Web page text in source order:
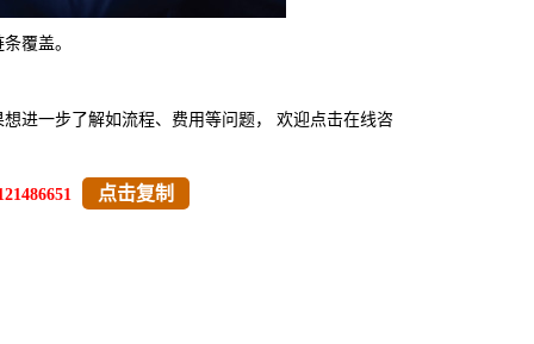
覆盖。
一步了解如流程、费用等问题， 欢迎点击在线咨
点击复制